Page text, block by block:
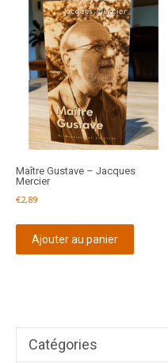
Maître Gustave – Jacques
Mercier
€2,89
Ajouter au panier
Catégories